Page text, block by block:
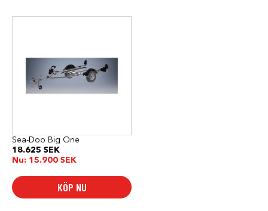
Sea-Doo Big One
18.625 SEK
Nu: 15.900 SEK
KÖP NU